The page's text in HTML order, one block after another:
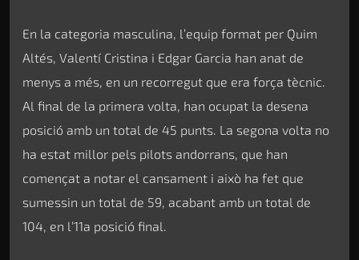
En la categoria masculina, l’equip format per Quim
Altés, Valentí Cristina i Edgar Garcia han anat de
menys a més, en un recorregut que era força tècnic.
Al final de la primera volta, han ocupat la desena
posició amb un total de 45 punts. La segona volta no
ha estat millor pels pilots andorrans, que han
començat a notar el cansament i això ha fet que
sumessin un total de 59, acabant amb un total de
104, en l’11a posició final.